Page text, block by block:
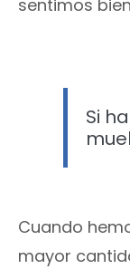
sentimos
Si
Cuando
mayor